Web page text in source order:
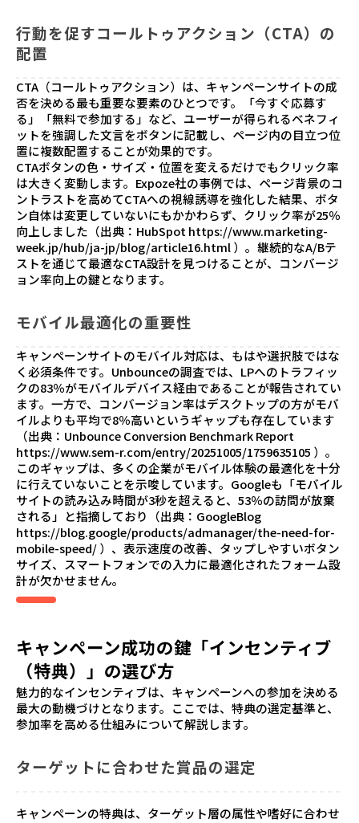
行動を促すコールトゥアクション（CTA）の
配置
CTA（コールトゥアクション）は、キャンペーンサイトの成
否を決める最も重要な要素のひとつです。「今すぐ応募す
る」「無料で参加する」など、ユーザーが得られるベネフィ
ットを強調した文言をボタンに記載し、ページ内の目立つ位
置に複数配置することが効果的です。
CTAボタンの色・サイズ・位置を変えるだけでもクリック率
は大きく変動します。Expoze社の事例では、ページ背景のコ
ントラストを高めてCTAへの視線誘導を強化した結果、ボタ
ン自体は変更していないにもかかわらず、クリック率が25％
向上しました（出典：HubSpothttps://www.marketing-
week.jp/hub/ja-jp/blog/article16.html）。継続的なA/Bテ
ストを通じて最適なCTA設計を見つけることが、コンバージ
ョン率向上の鍵となります。
モバイル最適化の重要性
キャンペーンサイトのモバイル対応は、もはや選択肢ではな
く必須条件です。Unbounceの調査では、LPへのトラフィッ
クの83％がモバイルデバイス経由であることが報告されてい
ます。一方で、コンバージョン率はデスクトップの方がモバ
イルよりも平均で8％高いというギャップも存在しています
（出典：Unbounce Conversion Benchmark Report
https://www.sem-r.com/entry/20251005/1759635105 ）。
このギャップは、多くの企業がモバイル体験の最適化を十分
に行えていないことを示唆しています。Googleも「モバイル
サイトの読み込み時間が3秒を超えると、53％の訪問が放棄
される」と指摘しており（出典：GoogleBlog
https://blog.google/products/admanager/the-need-for-
mobile-speed/）、表示速度の改善、タップしやすいボタン
サイズ、スマートフォンでの入力に最適化されたフォーム設
計が欠かせません。
キャンペーン成功の鍵「インセンティブ
（特典）」の選び方
魅力的なインセンティブは、キャンペーンへの参加を決める
最大の動機づけとなります。ここでは、特典の選定基準と、
参加率を高める仕組みについて解説します。
ターゲットに合わせた賞品の選定
キャンペーンの特典は、ターゲット層の属性や嗜好に合わせ